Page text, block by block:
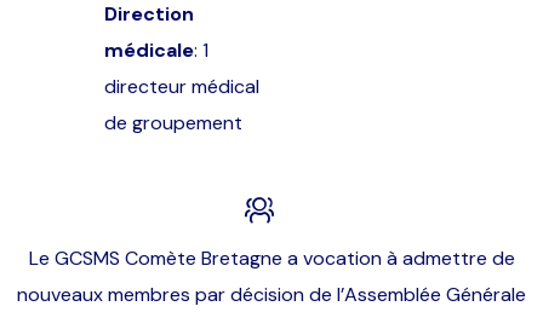
Direction
médicale: 1
directeur médical
de groupement
Le GCSMS Comète Bretagne a vocation à admettre de
nouveaux membres par décision de l’Assemblée Générale